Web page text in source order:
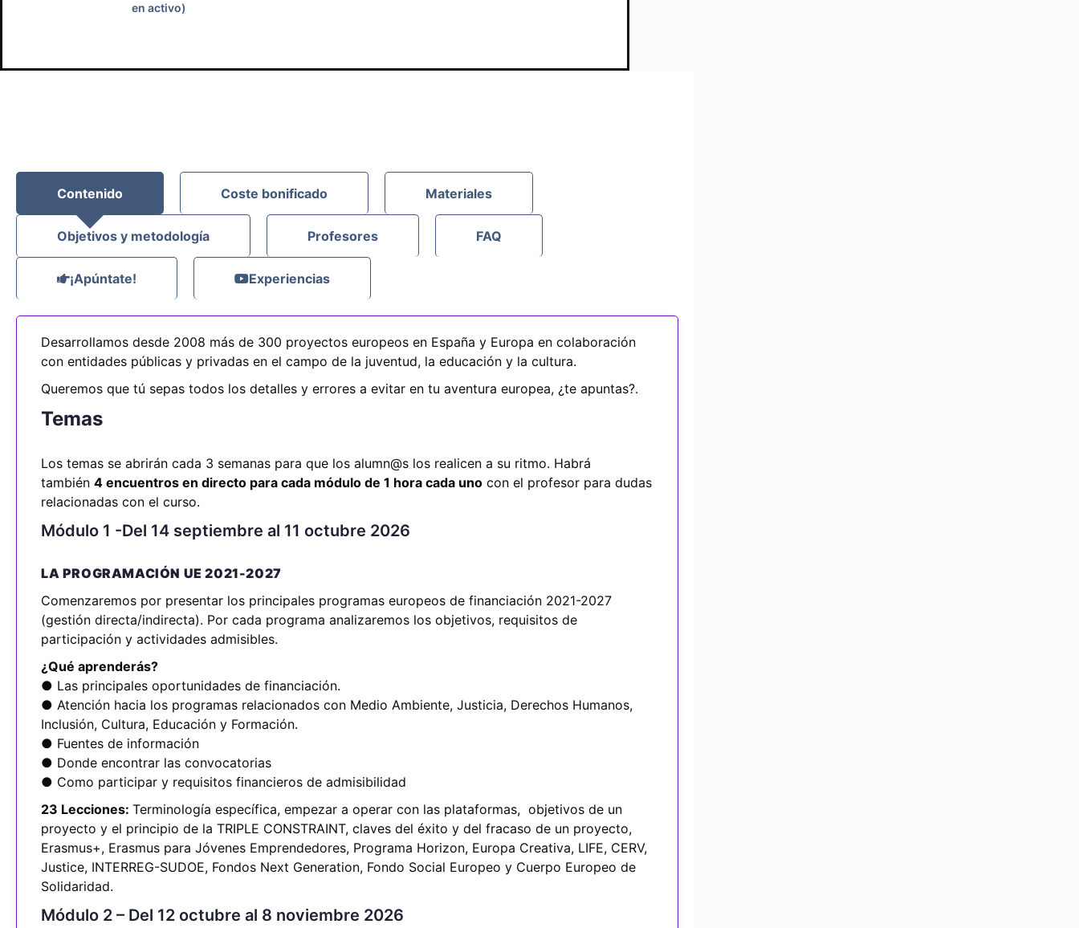
en activo)
Contenido Coste bonificado Materiales
Objetivos y metodología Profesores FAQ
¡Apúntate! Experiencias
Desarrollamos desde 2008 más de 300 proyectos europeos en España y Europa en colaboración
con entidades públicas y privadas en el campo de la juventud, la educación y la cultura.
Queremos que tú sepas todos los detalles y errores a evitar en tu aventura europea, ¿te apuntas?.
Temas
Los temas se abrirán cada 3 semanas para que los alumn@s los realicen a su ritmo. Habrá
también 4 encuentros en directo para cada módulo de 1 hora cada uno con el profesor para dudas
relacionadas con el curso.
Módulo 1 -Del 14 septiembre al 11 octubre 2026
LA PROGRAMACIÓN UE 2021-2027
Comenzaremos por presentar los principales programas europeos de financiación 2021-2027
(gestión directa/indirecta). Por cada programa analizaremos los objetivos, requisitos de
participación y actividades admisibles.
¿Qué aprenderás?
● Las principales oportunidades de financiación.
● Atención hacia los programas relacionados con Medio Ambiente, Justicia, Derechos Humanos,
Inclusión, Cultura, Educación y Formación.
● Fuentes de información
● Donde encontrar las convocatorias
● Como participar y requisitos financieros de admisibilidad
23 Lecciones: Terminología específica, empezar a operar con las plataformas, objetivos de un
proyecto y el principio de la TRIPLE CONSTRAINT, claves del éxito y del fracaso de un proyecto,
Erasmus+, Erasmus para Jóvenes Emprendedores, Programa Horizon, Europa Creativa, LIFE, CERV,
Justice, INTERREG-SUDOE, Fondos Next Generation, Fondo Social Europeo y Cuerpo Europeo de
Solidaridad.
Módulo 2 – Del 12 octubre al 8 noviembre 2026